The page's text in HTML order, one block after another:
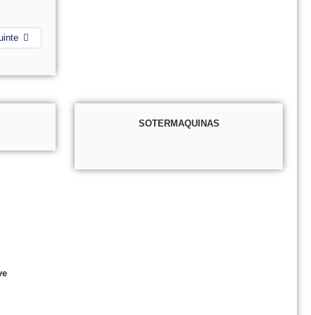
SOTERMAQUINAS